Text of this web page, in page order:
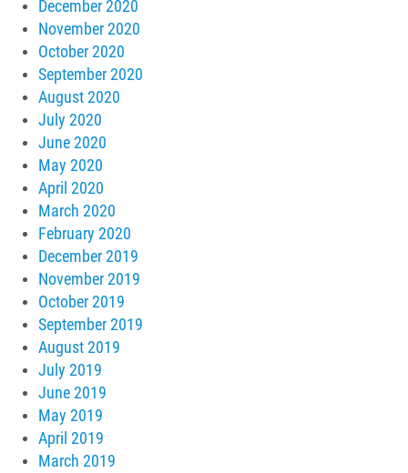
December 2020
November 2020
October 2020
September 2020
August 2020
July 2020
June 2020
May 2020
April 2020
March 2020
February 2020
December 2019
November 2019
October 2019
September 2019
August 2019
July 2019
June 2019
May 2019
April 2019
March 2019